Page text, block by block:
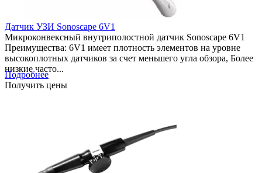
Датчик УЗИ Sonoscape 6V1
Микроконвексный внутриполостной датчик Sonoscape 6V1
Преимущества: 6V1 имеет плотность элементов на уровне
высокоплотных датчиков за счет меньшего угла обзора, Более
низкие часто...
Подробнее
Получить цены